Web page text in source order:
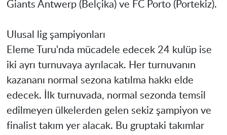
Giants Antwerp (Belçika) ve FC Porto (Portekiz).
Ulusal lig şampiyonları
Eleme Turu'nda mücadele edecek 24 kulüp ise
iki ayrı turnuvaya ayrılacak. Her turnuvanın
kazananı normal sezona katılma hakkı elde
edecek. İlk turnuvada, normal sezonda temsil
edilmeyen ülkelerden gelen sekiz şampiyon ve
finalist takım yer alacak. Bu gruptaki takımlar